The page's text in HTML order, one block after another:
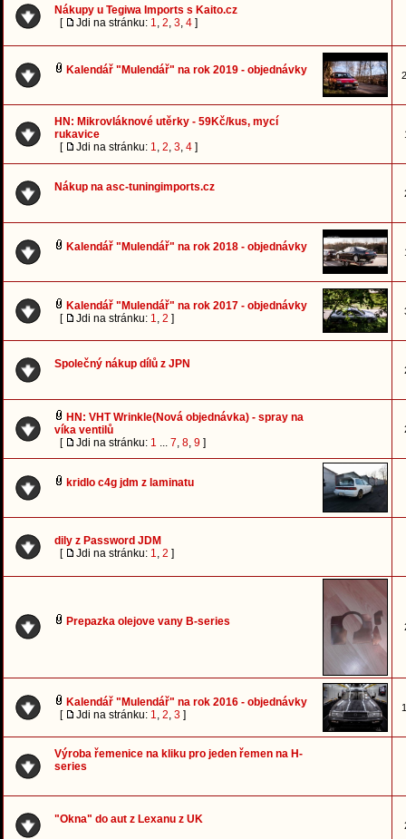
Nákupy u Tegiwa Imports s Kaito.cz
[
Jdi na stránku: 1, 2, 3, 4 ]
Kalendář "Mulendář" na rok 2019 - objednávky
HN: Mikrovláknové utěrky - 59Kč/kus, mycí
rukavice
[
Jdi na stránku: 1, 2, 3, 4 ]
Nákup na asc-tuningimports.cz
Kalendář "Mulendář" na rok 2018 - objednávky
Kalendář "Mulendář" na rok 2017 - objednávky
[
Jdi na stránku: 1, 2 ]
Společný nákup dílů z JPN
HN: VHT Wrinkle(Nová objednávka) - spray na
víka ventilů
[
Jdi na stránku: 1 ... 7, 8, 9 ]
kridlo c4g jdm z laminatu
dily z Password JDM
[
Jdi na stránku: 1, 2 ]
Prepazka olejove vany B-series
Kalendář "Mulendář" na rok 2016 - objednávky
[
Jdi na stránku: 1, 2, 3 ]
Výroba řemenice na kliku pro jeden řemen na H-
series
"Okna" do aut z Lexanu z UK